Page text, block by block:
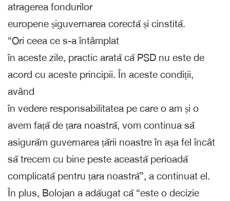
atragerea fondurilor
europene șiguvernarea corectă și cinstită.
“Ori ceea ce s-a întâmplat
în aceste zile, practic arată că PSD nu este de
acord cu aceste principii. În aceste condiții,
având
în vedere responsabilitatea pe care o am și o
avem față de țara noastră, vom continua să
asigurăm guvernarea țării noastre în așa fel încât
să trecem cu bine peste această perioadă
complicată pentru țara noastră”, a continuat el.
În plus, Bolojan a adăugat că “este o decizie